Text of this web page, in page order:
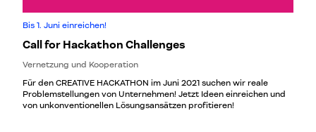
Bis 1. Juni einreichen!
Call for Hackathon Challenges
Vernetzung und Kooperation
Für den CREATIVE HACKATHON im Juni 2021 suchen wir reale
Problemstellungen von Unternehmen! Jetzt Ideen einreichen und
von unkonventionellen Lösungsansätzen profitieren!